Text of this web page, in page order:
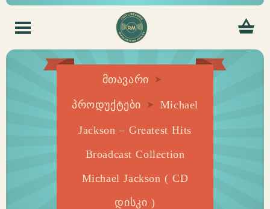
მთავარი
პროდუქტები Michael
Jackson – Greatest Hits
Broadcast Collection
Michael Jackson ( CD
დისკი )